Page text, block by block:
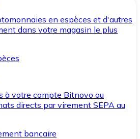
en espèces et d'autres
dans votre magasin le plus
à votre compte Bitnovo ou
directs par virement SEPA au
bancaire